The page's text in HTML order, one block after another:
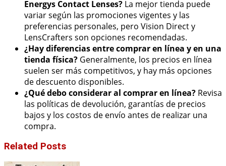
Energys Contact Lenses? La mejor tienda puede
variar según las promociones vigentes y las
preferencias personales, pero Vision Direct y
LensCrafters son opciones recomendadas.
¿Hay diferencias entre comprar en línea y en una
tienda física? Generalmente, los precios en línea
suelen ser más competitivos, y hay más opciones
de descuento disponibles.
¿Qué debo considerar al comprar en línea? Revisa
las políticas de devolución, garantías de precios
bajos y los costos de envío antes de realizar una
compra.
Related Posts